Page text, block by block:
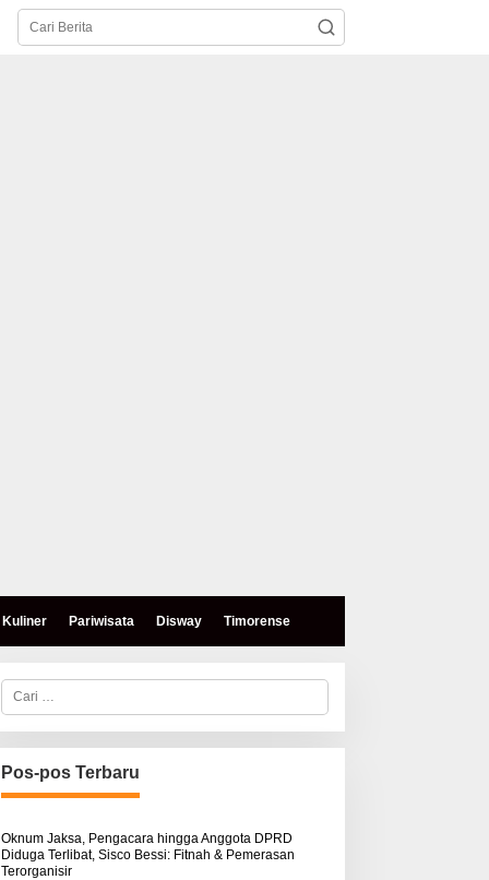
Kuliner Pariwisata Disway Timorense
Mokris Lay Salurkan
Warga Airnona
Hukum Kasus Sebastian
Bokol Sarat Rekayasa
C
r
i
u
n
u
:
Pos-pos Terbaru
Oknum Jaksa, Pengacara hingga Anggota DPRD
Diduga Terlibat, Sisco Bessi: Fitnah & Pemerasan
Terorganisir